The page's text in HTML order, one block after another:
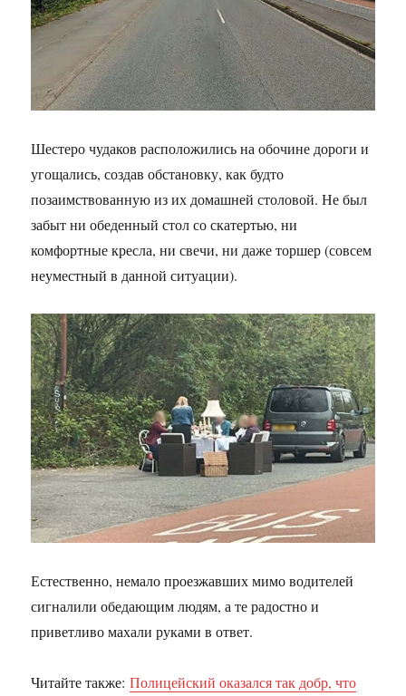
Шестеро чудаков расположились на обочине дороги и
угощались, создав обстановку, как будто
позаимствованную из их домашней столовой. Не был
забыт ни обеденный стол со скатертью, ни
комфортные кресла, ни свечи, ни даже торшер (совсем
неуместный в данной ситуации).
Естественно, немало проезжавших мимо водителей
сигналили обедающим людям, а те радостно и
приветливо махали руками в ответ.
Читайте также:Полицейский оказался так добр, что